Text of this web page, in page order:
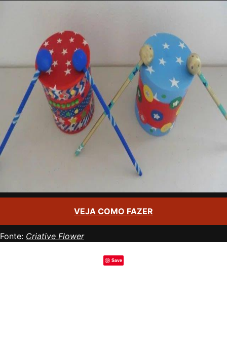
VEJA COMO FAZER
Fonte: Criative Flower
Save